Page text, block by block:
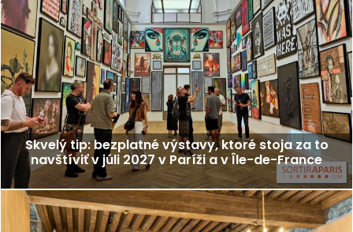
Skvelý tip: bezplatné výstavy, ktoré stoja za to
navštíviť v júli 2027 v Paríži a v Île-de-France